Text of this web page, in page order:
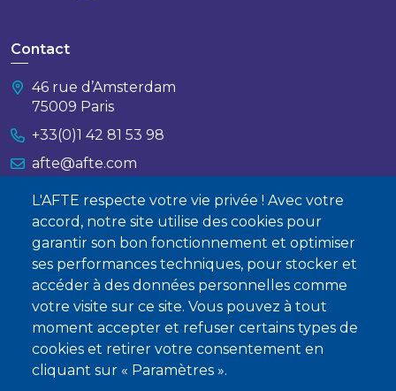
L'AFTE respecte votre vie privée ! Avec votre
accord, notre site utilise des cookies pour
garantir son bon fonctionnement et optimiser
ses performances techniques, pour stocker et
accéder à des données personnelles comme
votre visite sur ce site. Vous pouvez à tout
moment accepter et refuser certains types de
cookies et retirer votre consentement en
cliquant sur « Paramètres ».
Contact
46 rue d’Amsterdam
75009 Paris
+33(0)1 42 81 53 98
afte@afte.com
Nous contacter
À propos
Qui sommes-nous ?
Devenir membre